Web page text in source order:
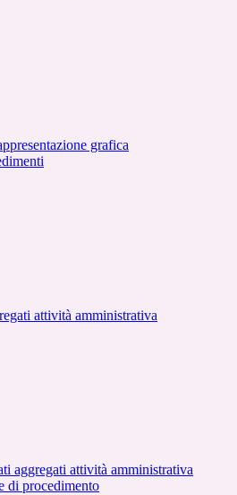
grafica
attività amministrativa
aggregati attività amministrativa
di procedimento